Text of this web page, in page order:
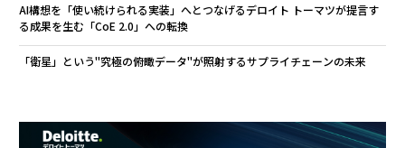
AI構想を「使い続けられる実装」へとつなげる――デロイト トーマツが提言す
る成果を生む「CoE 2.0」への転換
「衛星」という"究極の俯瞰データ"が照射するサプライチェーンの未来